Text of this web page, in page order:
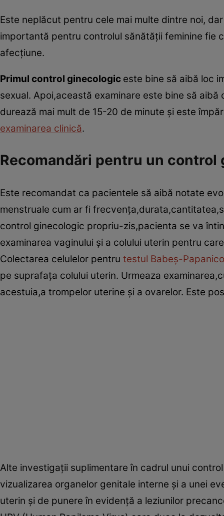
Este neplăcut pentru cele mai multe dintre noi,
importantă pentru controlul sănătăţii feminine fie
afecţiune.
Primul control ginecologic este bine să aibă loc
sexual. Apoi,această examinare este bine să
durează mai mult de 15-20 de minute şi este
examinarea clinică.
Recomandări pentru un control
Este recomandat ca pacientele să aibă notate
menstruale cum ar fi
control ginecologic propriu-zis,pacienta se va
examinarea vaginului şi a colului uterin pentru
Colectarea celulelor pentru testul Babeş-
pe suprafaţa colului uterin. Urmeaza
acestuia,a trompelor uterine şi a ovarelor. Este
Alte investigaţii suplimentare în cadrul unui
vizualizarea organelor genitale interne şi a unei
uterin şi de punere în evidenţă a leziunilor